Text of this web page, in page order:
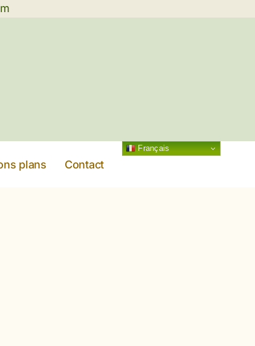
plans Contact
Français